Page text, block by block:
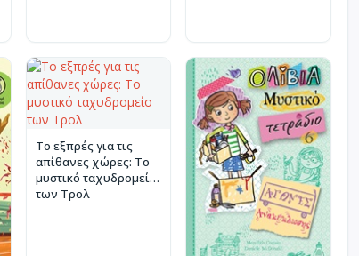
Το εξπρές για τις
απίθανες χώρες: Το
μυστικό ταχυδρομείο
των Τρολ